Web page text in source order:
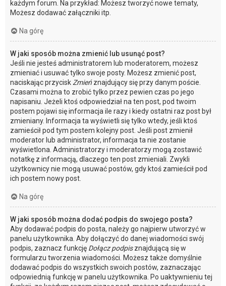
każdym forum. Na przykład: Możesz tworzyć nowe tematy,
Możesz dodawać załączniki itp.
Na górę
W jaki sposób można zmienić lub usunąć post?
Jeśli nie jesteś administratorem lub moderatorem, możesz
zmieniać i usuwać tylko swoje posty. Możesz zmienić post,
naciskając przyciskZmieńznajdujący się przy danym poście.
Czasami można to zrobić tylko przez pewien czas po jego
napisaniu. Jeżeli ktoś odpowiedział na ten post, pod twoim
postem pojawi się informacja ile razy i kiedy ostatni raz post był
zmieniany. Informacja ta wyświetli się tylko wtedy, jeśli ktoś
zamieścił pod tym postem kolejny post. Jeśli post zmienił
moderator lub administrator, informacja ta nie zostanie
wyświetlona. Administratorzy i moderatorzy mogą zostawić
notatkę z informacją, dlaczego ten post zmieniali. Zwykli
użytkownicy nie mogą usuwać postów, gdy ktoś zamieścił pod
ich postem nowy post.
Na górę
W jaki sposób można dodać podpis do swojego posta?
Aby dodawać podpis do posta, należy go najpierw utworzyć w
panelu użytkownika. Aby dołączyć do danej wiadomości swój
podpis, zaznacz funkcję Dołącz podpisznajdującą się w
formularzu tworzenia wiadomości. Możesz także domyślnie
dodawać podpis do wszystkich swoich postów, zaznaczając
odpowiednią funkcję w panelu użytkownika. Po uaktywnieniu tej